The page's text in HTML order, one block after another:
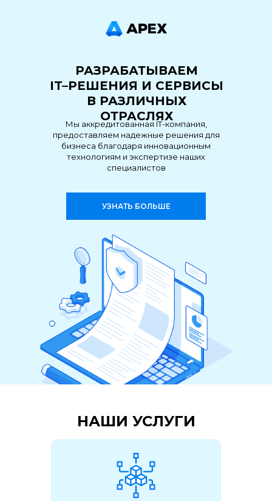
Мы аккредитованная IT-компания,
предоставляем надежные решения для
бизнеса благодаря инновационным
технологиям и экспертизе наших
специалистов
УЗНАТЬ БОЛЬШЕ
РАЗРАБАТЫВАЕМ
IT–РЕШЕНИЯ И СЕРВИСЫ
В РАЗЛИЧНЫХ
ОТРАСЛЯХ
НАШИ УСЛУГИ